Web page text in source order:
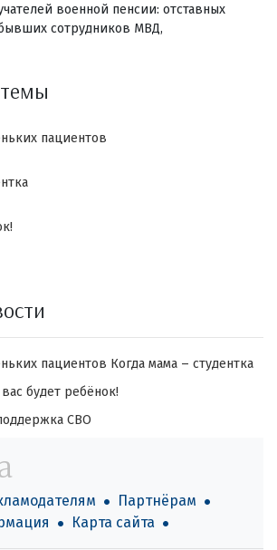
военной пенсии: отставных
сотрудников МВД,
пациентов
пациентов Когда мама – студентка
будет ребёнок!
СВО
Партнёрам
Карта сайта